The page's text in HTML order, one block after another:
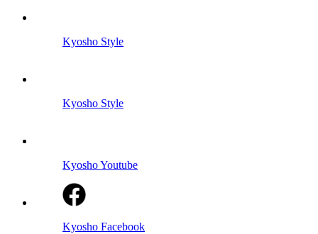
Kyosho Style
Kyosho Style
Kyosho Youtube
Kyosho Facebook